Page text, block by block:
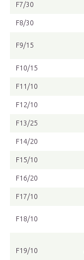
F7/30
F8/30
F9/15
F10/15
F11/10
F12/10
F13/25
F14/20
F15/10
F16/20
F17/10
F18/10
F19/10